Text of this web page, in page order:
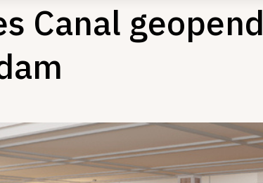
Canal geopend